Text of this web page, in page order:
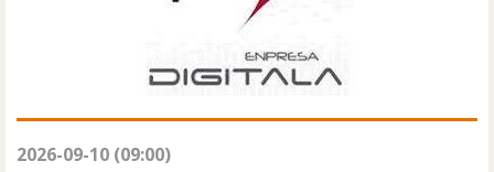
2026-09-10 (09:00)